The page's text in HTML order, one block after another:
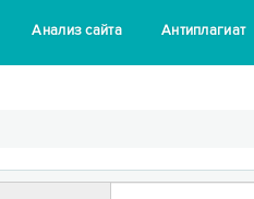
Анализ сайта Антиплагиат